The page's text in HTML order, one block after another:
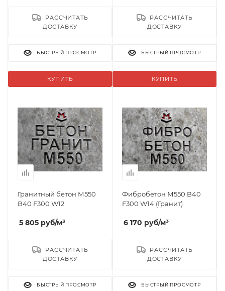
КУПИТЬ
РАССЧИТАТЬ
ДОСТАВКУ
БЫСТРЫЙ ПРОСМОТР
КУПИТЬ
РАССЧИТАТЬ
ДОСТАВКУ
БЫСТРЫЙ ПРОСМОТР
Гранитный бетон М550
B40 F300 W12
5 805 руб/м³
РАССЧИТАТЬ
ДОСТАВКУ
БЫСТРЫЙ ПРОСМОТР
Фибробетон М550 B40
F300 W14 (Гранит)
6 170 руб/м³
РАССЧИТАТЬ
ДОСТАВКУ
БЫСТРЫЙ ПРОСМОТР